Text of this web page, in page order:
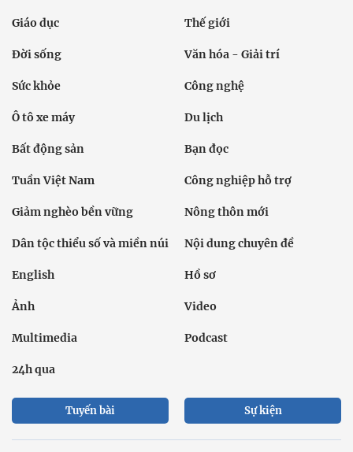
Giáo dục Thế giới
Đời sống Văn hóa - Giải trí
Sức khỏe Công nghệ
Ô tô xe máy Du lịch
Bất động sản Bạn đọc
Tuần Việt Nam Công nghiệp hỗ trợ
Giảm nghèo bền vững Nông thôn mới
Dân tộc thiểu số và miền núi Nội dung chuyên đề
English Hồ sơ
Ảnh Video
Multimedia Podcast
24h qua
Tuyến bài Sự kiện